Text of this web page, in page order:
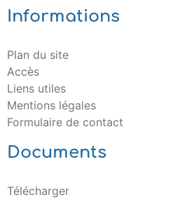
Informations
Plan du site
Accès
Liens utiles
Mentions légales
Formulaire de contact
Documents
Télécharger